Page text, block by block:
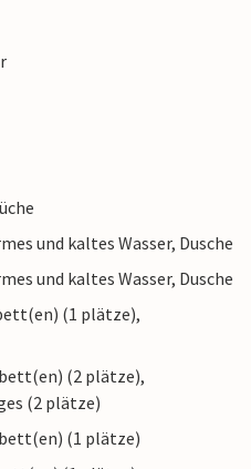
und kaltes Wasser, Dusche
und kaltes Wasser, Dusche
(1 plätze),
(2 plätze),
(2 plätze)
(1 plätze)